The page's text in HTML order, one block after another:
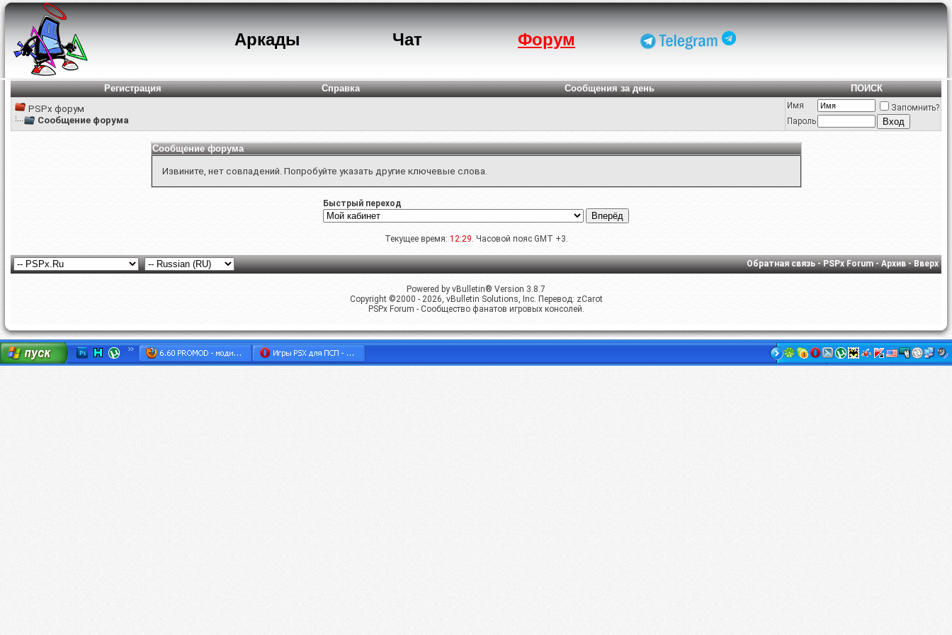
Аркады Чат Форум
Регистрация Справка Сообщения за день
ПОИСК
PSPx форум
Сообщение форума
Имя
Запомнить?
Пароль
Сообщение форума
Извините, нет совпадений. Попробуйте указать другие ключевые слова.
Быстрый переход
Текущее время: 12:29. Часовой пояс GMT +3.
Обратная связь-PSPx Forum-Архив-Вверх
Powered by vBulletin® Version 3.8.7
Copyright ©2000 - 2026, vBulletin Solutions, Inc. Перевод: zCarot
PSPx Forum - Сообщество фанатов игровых консолей.